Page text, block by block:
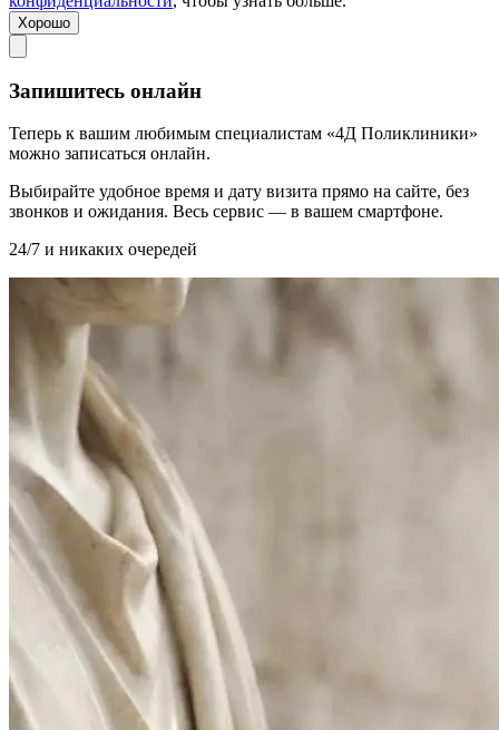
Хорошо
Запишитесь онлайн
Теперь к вашим любимым специалистам «4Д Поликлиники»
можно записаться онлайн.
Выбирайте удобное время и дату визита прямо на сайте, без
звонков и ожидания. Весь сервис — в вашем смартфоне.
24/7 и никаких очередей